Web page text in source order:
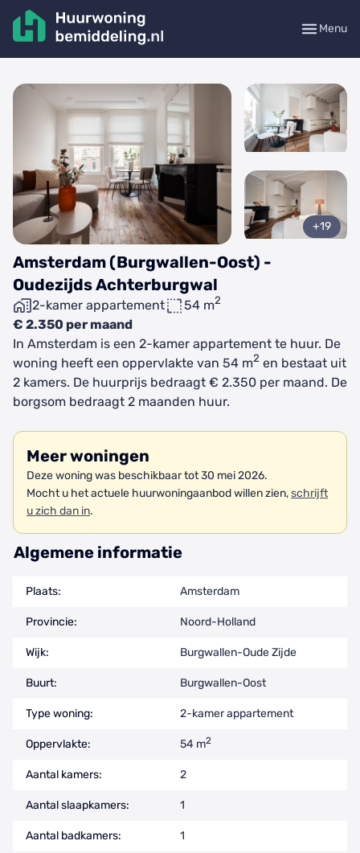
Menu
Amsterdam (Burgwallen-Oost) -
Oudezijds Achterburgwal
2-kamer appartement 54 m2
€ 2.350 per maand
+19
In Amsterdam is een 2-kamer appartement te huur. De
woning heeft een oppervlakte van 54 m2 en bestaat uit
2 kamers. De huurprijs bedraagt € 2.350 per maand. De
borgsom bedraagt 2 maanden huur.
Meer woningen
Deze woning was beschikbaar tot 30 mei 2026.
Mocht u het actuele huurwoningaanbod willen zien,schrijft
u zich dan in.
Algemene informatie
Plaats: Amsterdam
Provincie: Noord-Holland
Wijk: Burgwallen-Oude Zijde
Buurt: Burgwallen-Oost
Type woning: 2-kamer appartement
Oppervlakte: 54 m2
Aantal kamers: 2
Aantal slaapkamers: 1
Aantal badkamers: 1